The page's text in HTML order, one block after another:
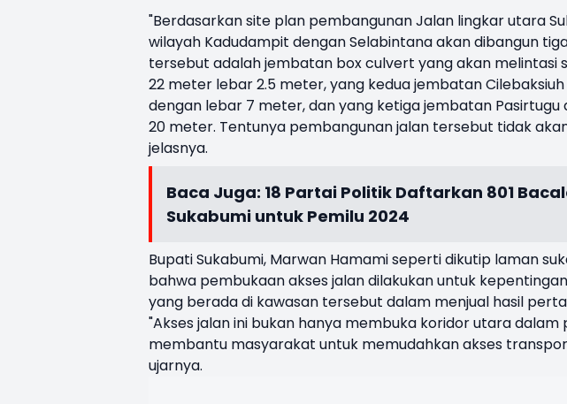
"Berdasarkan site plan pembangunan Jalan lingkar utara
wilayah Kadudampit dengan Selabintana akan dibangun
tersebut adalah jembatan box culvert yang akan melintasi
22 meter lebar 2.5 meter, yang kedua jembatan
dengan lebar 7 meter, dan yang ketiga jembatan
20 meter. Tentunya pembangunan jalan tersebut tidak
jelasnya.
Baca Juga: 18 Partai Politik Daftarkan 801
Sukabumi untuk Pemilu 2024
Bupati Sukabumi, Marwan Hamami seperti dikutip laman
bahwa pembukaan akses jalan dilakukan untuk
yang berada di kawasan tersebut dalam menjual hasil
"Akses jalan ini bukan hanya membuka koridor utara dalam
membantu masyarakat untuk memudahkan akses
ujarnya.